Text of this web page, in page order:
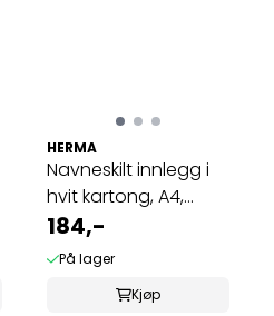
HERMA
Navneskilt innlegg i
hvit kartong, A4,
90x60 mm, ...
184,-
På lager
Kjøp